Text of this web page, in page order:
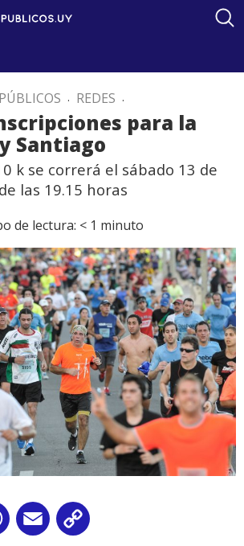
. REDES .
para la
Santiago
k se correrá el sábado 13 de
las 19.15 horas
de lectura: < 1 minuto
WhatsApp
Email